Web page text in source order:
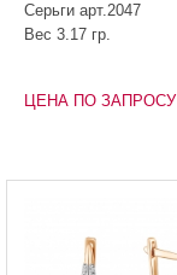
Серьги арт.2047
Вес 3.17 гр.
ЦЕНА ПО ЗАПРОСУ